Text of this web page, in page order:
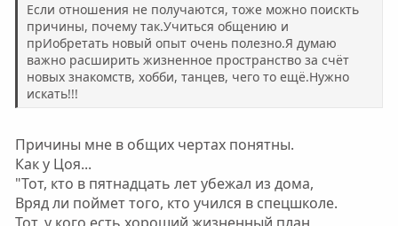
Если отношения не получаются, тоже можно поискть
причины, почему так.Учиться общению и
прИобретать новый опыт очень полезно.Я думаю
важно расширить жизненное пространство за счёт
новых знакомств, хобби, танцев, чего то ещё.Нужно
искать!!!
Причины мне в общих чертах понятны.
Как у Цоя...
"Тот, кто в пятнадцать лет убежал из дома,
Вряд ли поймет того, кто учился в спецшколе.